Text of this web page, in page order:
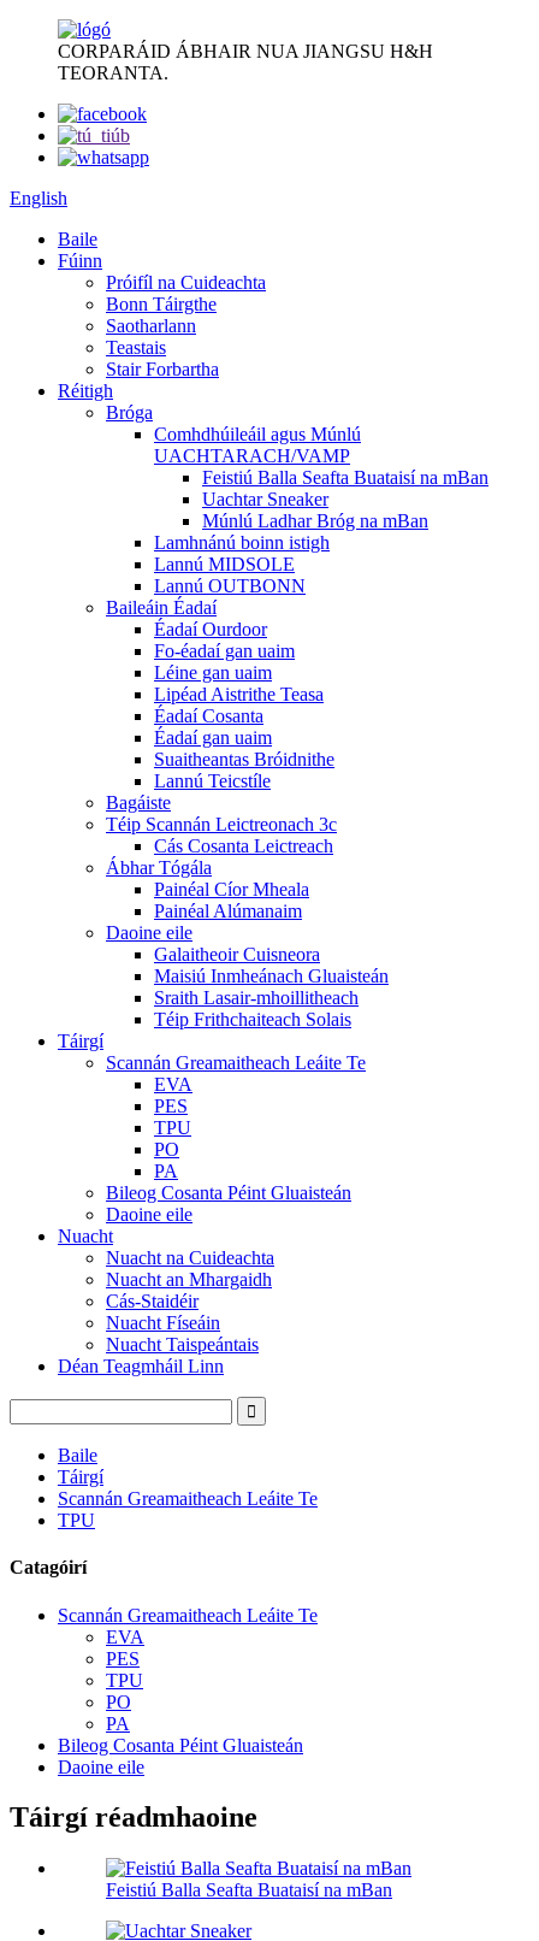
CORPARÁID ÁBHAIR NUA JIANGSU H&H
TEORANTA.
English
Baile
Fúinn
Próifíl na Cuideachta
Bonn Táirgthe
Saotharlann
Teastais
Stair Forbartha
Réitigh
Bróga
Comhdhúileáil agus Múnlú
UACHTARACH/VAMP
Feistiú Balla Seafta Buataisí na mBan
Uachtar Sneaker
Múnlú Ladhar Bróg na mBan
Lamhnánú boinn istigh
Lannú MIDSOLE
Lannú OUTBONN
Baileáin Éadaí
Éadaí Ourdoor
Fo-éadaí gan uaim
Léine gan uaim
Lipéad Aistrithe Teasa
Éadaí Cosanta
Éadaí gan uaim
Suaitheantas Bróidnithe
Lannú Teicstíle
Bagáiste
Téip Scannán Leictreonach 3c
Cás Cosanta Leictreach
Ábhar Tógála
Painéal Cíor Mheala
Painéal Alúmanaim
Daoine eile
Galaitheoir Cuisneora
Maisiú Inmheánach Gluaisteán
Sraith Lasair-mhoillitheach
Téip Frithchaiteach Solais
Táirgí
Scannán Greamaitheach Leáite Te
EVA
PES
TPU
PO
PA
Bileog Cosanta Péint Gluaisteán
Daoine eile
Nuacht
Nuacht na Cuideachta
Nuacht an Mhargaidh
Cás-Staidéir
Nuacht Físeáin
Nuacht Taispeántais
Déan Teagmháil Linn
Baile
Táirgí
Scannán Greamaitheach Leáite Te
TPU
Catagóirí
Scannán Greamaitheach Leáite Te
EVA
PES
TPU
PO
PA
Bileog Cosanta Péint Gluaisteán
Daoine eile
Táirgí réadmhaoine
Feistiú Balla Seafta Buataisí na mBan